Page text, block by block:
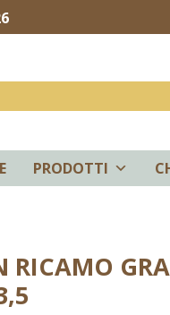
PRODOTTI
RICAMO